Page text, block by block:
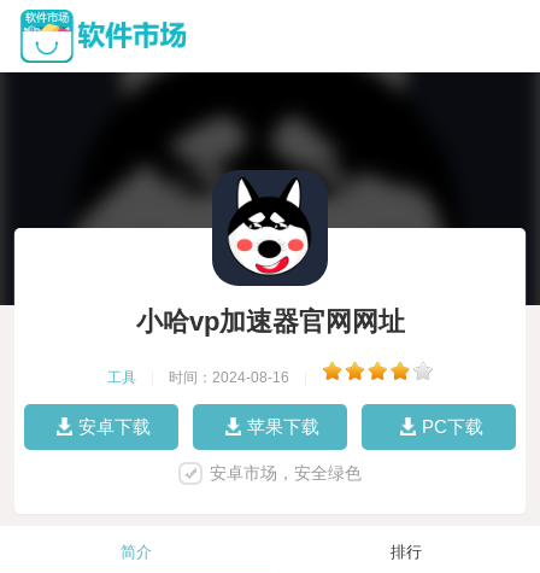
小哈vp加速器官网网址
工具 时间：2024-08-16
安卓下载 苹果下载 PC下载
安卓市场，安全绿色
简介 排行